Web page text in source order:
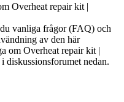
Overheat repair kit |
vanliga frågor (FAQ) och
av den här
om Overheat repair kit |
nedan.